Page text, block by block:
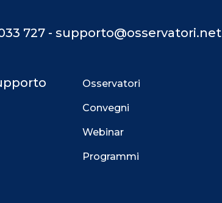
727 - supporto@osservatori.net
Osservatori
Convegni
Webinar
Programmi